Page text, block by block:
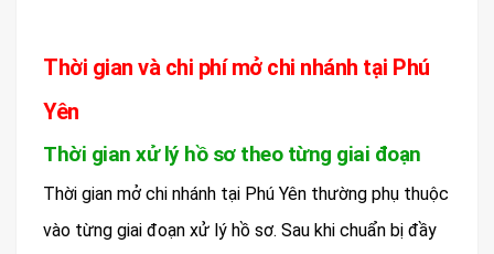
Thời gian và chi phí mở chi nhánh tại Phú
Yên
Thời gian xử lý hồ sơ theo từng giai đoạn
Thời gian mở chi nhánh tại Phú Yên thường phụ thuộc
vào từng giai đoạn xử lý hồ sơ. Sau khi chuẩn bị đầy